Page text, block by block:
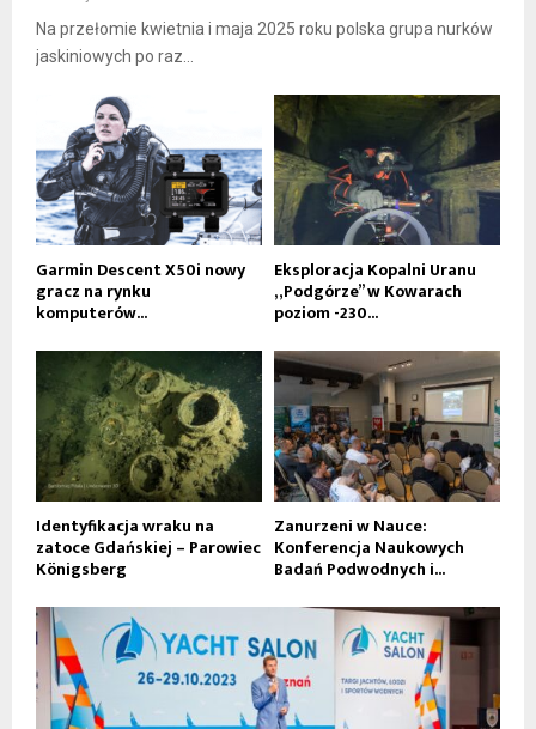
Na przełomie kwietnia i maja 2025 roku polska grupa nurków
jaskiniowych po raz...
Garmin Descent X50i nowy
gracz na rynku
komputerów...
Eksploracja Kopalni Uranu
„Podgórze” w Kowarach
poziom -230...
Identyfikacja wraku na
zatoce Gdańskiej – Parowiec
Königsberg
Zanurzeni w Nauce:
Konferencja Naukowych
Badań Podwodnych i...